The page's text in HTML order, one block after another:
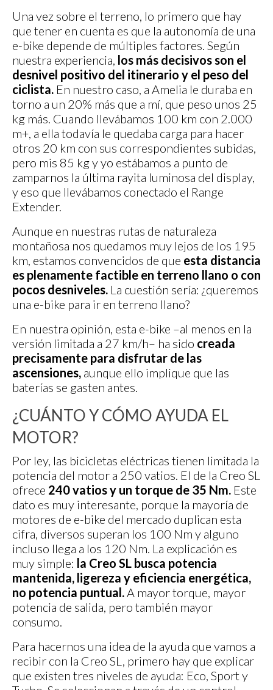
Una vez sobre el terreno, lo primero que hay
que tener en cuenta es que la autonomía de una
e-bike depende de múltiples factores. Según
nuestra experiencia, los más decisivos son el
desnivel positivo del itinerario y el peso del
ciclista. En nuestro caso, a Amelia le duraba en
torno a un 20% más que a mí, que peso unos 25
kg más. Cuando llevábamos 100 km con 2.000
m+, a ella todavía le quedaba carga para hacer
otros 20 km con sus correspondientes subidas,
pero mis 85 kg y yo estábamos a punto de
zamparnos la última rayita luminosa del display,
y eso que llevábamos conectado el Range
Extender.
Aunque en nuestras rutas de naturaleza
montañosa nos quedamos muy lejos de los 195
km, estamos convencidos de que esta distancia
es plenamente factible en terreno llano o con
pocos desniveles. La cuestión sería: ¿queremos
una e-bike para ir en terreno llano?
En nuestra opinión, esta e-bike –al menos en la
versión limitada a 27 km/h– ha sido creada
precisamente para disfrutar de las
ascensiones, aunque ello implique que las
baterías se gasten antes.
¿CUÁNTO Y CÓMO AYUDA EL
MOTOR?
Por ley, las bicicletas eléctricas tienen limitada la
potencia del motor a 250 vatios. El de la Creo SL
ofrece 240 vatios y un torque de 35 Nm. Este
dato es muy interesante, porque la mayoría de
motores de e-bike del mercado duplican esta
cifra, diversos superan los 100 Nm y alguno
incluso llega a los 120 Nm. La explicación es
muy simple: la Creo SL busca potencia
mantenida, ligereza y eficiencia energética,
no potencia puntual.A mayor torque, mayor
potencia de salida, pero también mayor
consumo.
Para hacernos una idea de la ayuda que vamos a
recibir con la Creo SL, primero hay que explicar
que existen tres niveles de ayuda: Eco, Sport y